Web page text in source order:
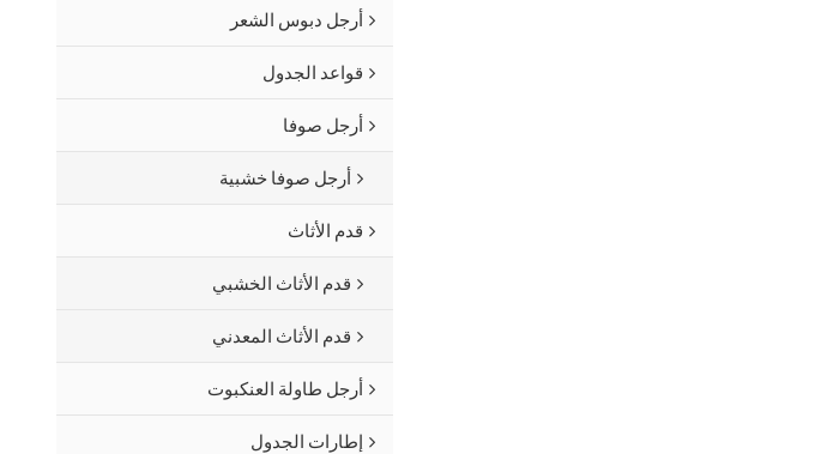
أرجل دبوس الشعر
قواعد الجدول
أرجل صوفا
أرجل صوفا خشبية
قدم الأثاث
قدم الأثاث الخشبي
قدم الأثاث المعدني
أرجل طاولة العنكبوت
إطارات الجدول